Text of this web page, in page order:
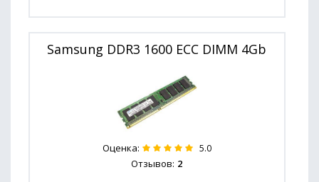
Samsung DDR3 1600 ECC DIMM 4Gb
Оценка: 5.0
Отзывов: 2